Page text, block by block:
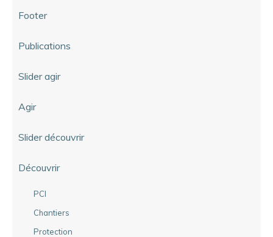
Footer
Publications
Slider agir
Agir
Slider découvrir
Découvrir
PCI
Chantiers
Protection